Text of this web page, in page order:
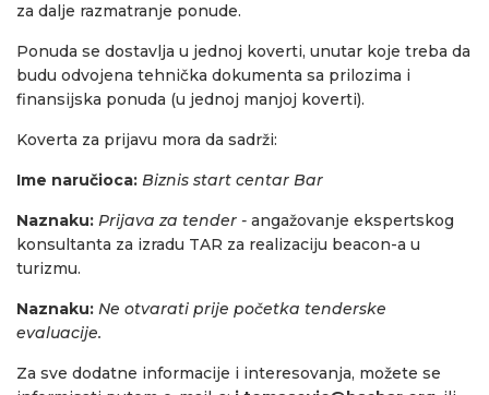
za dalje razmatranje ponude.
Ponuda se dostavlja u jednoj koverti, unutar koje treba da
budu odvojena tehnička dokumenta sa prilozima i
finansijska ponuda (u jednoj manjoj koverti).
Koverta za prijavu mora da sadrži:
Ime naručioca: Biznis start centar Bar
Naznaku: Prijava za tender - angažovanje ekspertskog
konsultanta za izradu TAR za realizaciju beacon-a u
turizmu.
Naznaku: Ne otvarati prije početka tenderske
evaluacije.
Za sve dodatne informacije i interesovanja, možete se